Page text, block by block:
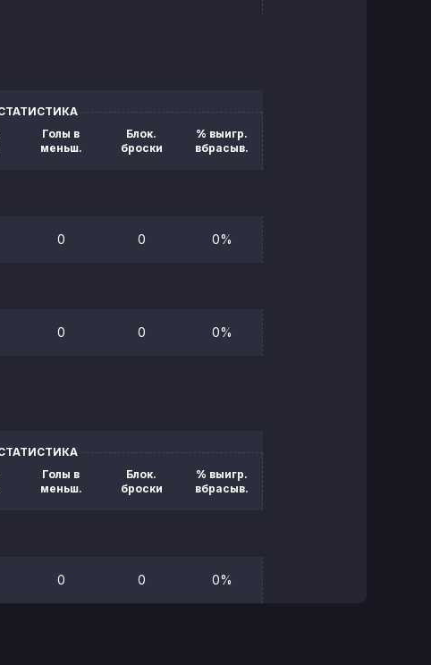
Голы в
меньш.
Блок.
броски
% выигр.
вбрасыв.
0 0 0%
0 0 0%
Голы в
меньш.
Блок.
броски
% выигр.
вбрасыв.
0 0 0%